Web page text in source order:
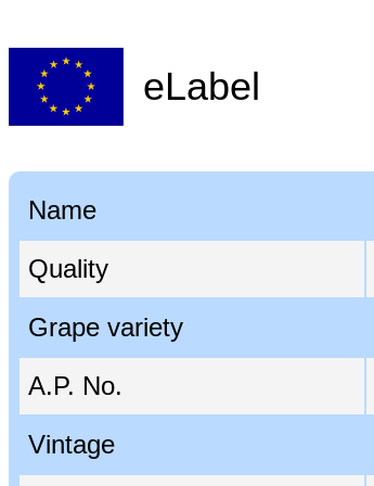
eLabel
Name
Quality
Grape variety
A.P. No.
Vintage